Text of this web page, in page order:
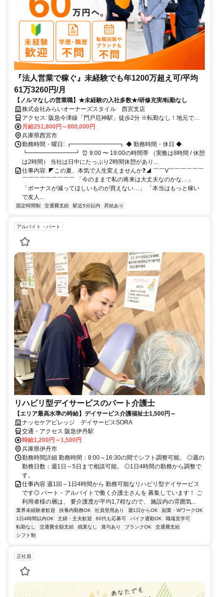
『法人営業で稼ぐ』未経験でも年1200万超え可/平均
61万3260円/月
【ノルマなしの営業職】★未経験の入社多数★/研修充実/転勤なし
株式会社みらいオーナーズスタイル 西宮支店
アクセス: 阪急今津線「門戸厄神駅」徒歩2分 ※転勤なし！地元で稼
げます！
月給251,800円～800,000円
兵庫県西宮市
勤務時間・曜日: ┏━━━━━━━━┓ ◆ 勤務時間・休日 ◆
┗━━━━━━━━┛ ⏰ 9:00 〜 19:00の時間帯 （実働は8時間 / 休憩
は2時間） 当社は日中にたっぷり2時間休憩があり...
仕事内容: ◤この夏、本気で人生変えませんか❓◢ ￣￣V￣￣￣￣￣￣
￣￣￣￣￣￣￣￣￣ 「今のままで私の将来は大丈夫なのかな…」
「ボーナスが減ってほしいものが買えない…」 「本当はもっと稼い
で友人...
固定時間制 交通費支給 駅近5分以内 昇給あり
アルバイト・パート
リハビリ型デイサービスのパート介護士
【エリア最高水準の時給】デイサービス介護福祉士1,500円～
ナッセケアビレッジ デイサービスSORA
交通・アクセス 阪急伊丹駅
時給1,200円～1,500円
兵庫県伊丹市
勤務時間詳細 勤務時間：8:00～16:30の間でシフト調整可能。 ◎週の
勤務日数：週1日～5日まで相談可能。 ◎1日4時間の勤務から調整で
す。
仕事内容 週1回～1日4時間から 勤務可能なリハビリ型デイサービス
です◎ パート・アルバイトで働く介護士さんを 募集しています！ ご
利用者様の層は、 要介護度が平均1,7程なので、 施設内の雰囲気...
業界未経験者歓迎 扶養内勤務OK 社員登用あり 週1日からOK
副業・WワークOK
1日4時間以内OK
主婦・主夫歓迎 60代も応募可 バイク通勤OK
職場見学可
転勤なし
交通費全額支給 残業なし 賞与あり ブランクOK
交通費支給
シフト制
正社員